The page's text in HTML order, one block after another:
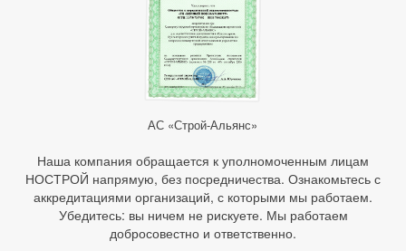
АС «Строй-Альянс»
Наша компания обращается к уполномоченным лицам
НОСТРОЙ напрямую, без посредничества. Ознакомьтесь с
аккредитациями организаций, с которыми мы работаем.
Убедитесь: вы ничем не рискуете. Мы работаем
добросовестно и ответственно.